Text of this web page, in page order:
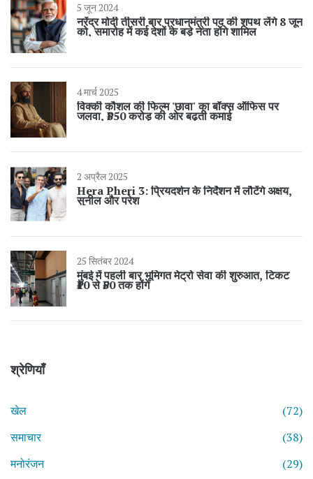
5 जून 2024
नरेंद्र मोदी तीसरी बार प्रधानमंत्री पद की शपथ लेंगे 8 जून
को, समारोह में कई देशों के बड़े नेता होंगे शामिल
4 मार्च 2025
विक्की कौशल की फिल्म 'छावा' का बॉक्स ऑफिस पर
जलवा, ₹350 करोड़ की ओर बढ़ती कमाई
2 अप्रैल 2025
Hera Pheri 3: प्रियदर्शन के निर्देशन में लौटेंगे अक्षय,
सुनील और परेश
25 सितंबर 2024
मुंबई में पहली बार भूमिगत मेट्रो सेवा की शुरुआत, टिकट
₹10 से ₹50 तक होंगे
श्रेणियाँ
खेल
(72)
समाचार
(38)
मनोरंजन
(29)